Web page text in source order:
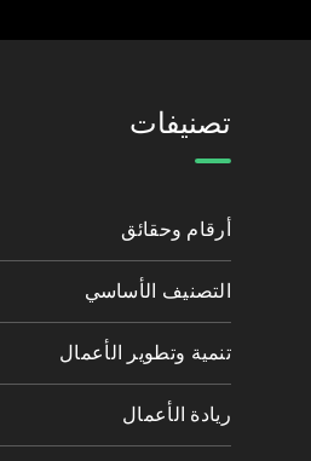
تصنيفات
أرقام وحقائق
التصنيف الأساسي
تنمية وتطوير الأعمال
ريادة الأعمال